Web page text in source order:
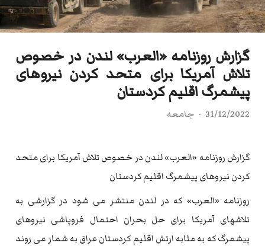
گزارش روزنامه «العرب» لندن در خصوص
تلاش آمریکا برای متحد کردن نیروهای
پیشمرگ اقلیم کردستان
31/12/2022 جامعه
گزارش روزنامه «العرب» لندن در خصوص تلاش آمریکا برای متحد
کردن نیروهای پیشمرگ اقلیم کردستان
روزنامه «العرب» که در لندن منتشر می شود در گزارشی به
تلاشهای آمریکا برای حل بحران احتمال فروپاشی نیروهای
پیشمرگ که به مثابه ارتش اقلیم کردستان عراق به شمار می روند